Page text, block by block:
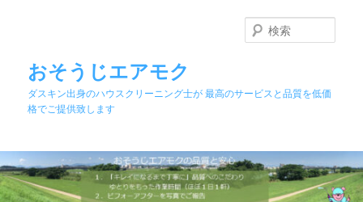
移
動
おそうじエアモク
ダスキン出身のハウスクリーニング士が 最高のサービスと品質を低価
格でご提供致します
索